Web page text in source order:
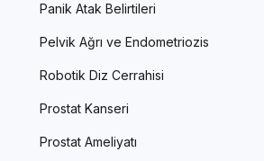
Panik Atak Belirtileri
Pelvik Ağrı ve Endometriozis
Robotik Diz Cerrahisi
Prostat Kanseri
Prostat Ameliyatı